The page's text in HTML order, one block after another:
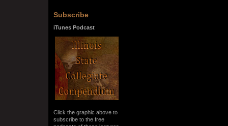
Subscribe
iTunes Podcast
Click the graphic above to
subscribe to the free